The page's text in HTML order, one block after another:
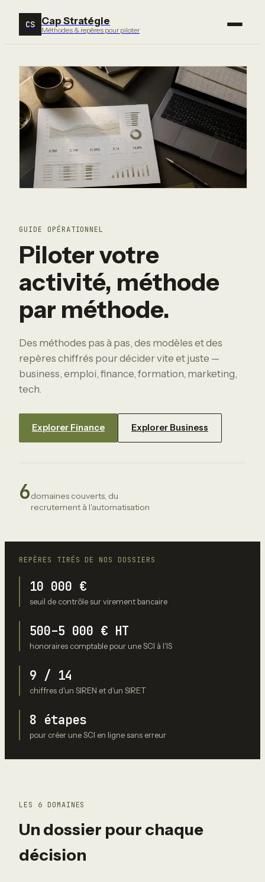
CS Cap Stratégie
Méthodes & repères pour piloter
GUIDE OPÉRATIONNEL
Piloter votre
activité, méthode
par méthode.
Des méthodes pas à pas, des modèles et des
repères chiffrés pour décider vite et juste —
business, emploi, finance, formation, marketing,
tech.
Explorer Finance Explorer Business
6domaines couverts, du
recrutement à l'automatisation
REPÈRES TIRÉS DE NOS DOSSIERS
10 000 €
seuil de contrôle sur virement bancaire
500–5 000 € HT
honoraires comptable pour une SCI à l'IS
9 / 14
chiffres d'un SIREN et d'un SIRET
8 étapes
pour créer une SCI en ligne sans erreur
LES 6 DOMAINES
Un dossier pour chaque
décision